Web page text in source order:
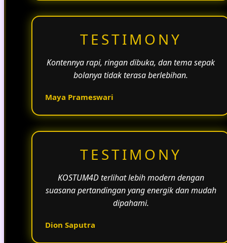
TESTIMONY
Kontennya rapi, ringan dibuka, dan tema sepak
bolanya tidak terasa berlebihan.
Maya Prameswari
TESTIMONY
KOSTUM4D terlihat lebih modern dengan
suasana pertandingan yang energik dan mudah
dipahami.
Dion Saputra